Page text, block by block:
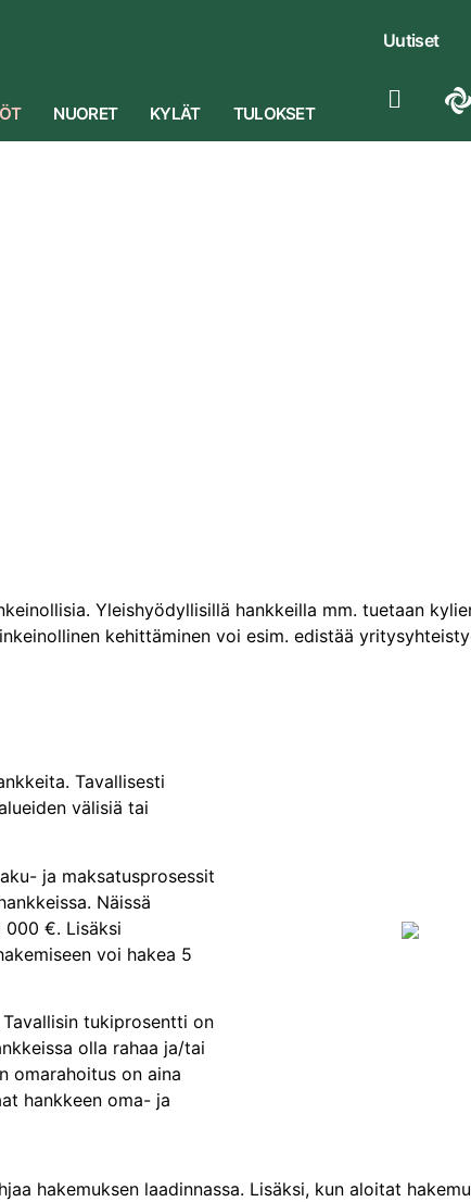
NUORET KYLÄT TULOKSET
Uutiset
Yleishyödyllisillä hankkeilla mm. tuetaan
kehittäminen voi esim. edistää
Tavallisesti
välisiä tai
ja maksatusprosessit
Näissä
000 €. Lisäksi
voi hakea 5
tukiprosentti on
olla rahaa ja/tai
omarahoitus on aina
hankkeen oma- ja
hakemuksen laadinnassa. Lisäksi, kun aloitat